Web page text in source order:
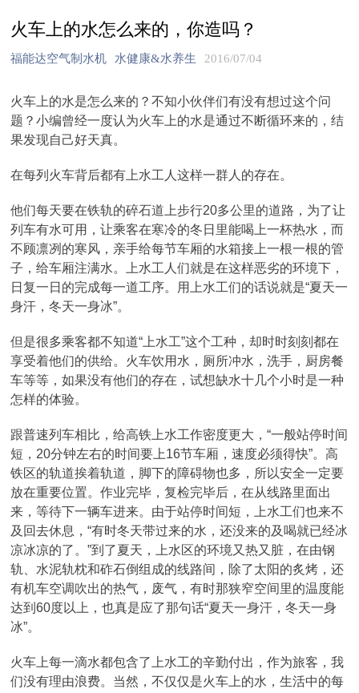
火车上的水怎么来的，你造吗？
福能达空气制水机 水健康&水养生 2016/07/04
火车上的水是怎么来的？不知小伙伴们有没有想过这个问
题？小编曾经一度认为火车上的水是通过不断循环来的，结
果发现自己好天真。
在每列火车背后都有上水工人这样一群人的存在。
他们每天要在铁轨的碎石道上步行20多公里的道路，为了让
列车有水可用，让乘客在寒冷的冬日里能喝上一杯热水，而
不顾凛冽的寒风，亲手给每节车厢的水箱接上一根一根的管
子，给车厢注满水。上水工人们就是在这样恶劣的环境下，
日复一日的完成每一道工序。用上水工们的话说就是“夏天一
身汗，冬天一身冰”。
但是很多乘客都不知道“上水工”这个工种，却时时刻刻都在
享受着他们的供给。火车饮用水，厕所冲水，洗手，厨房餐
车等等，如果没有他们的存在，试想缺水十几个小时是一种
怎样的体验。
跟普速列车相比，给高铁上水工作密度更大，“一般站停时间
短，20分钟左右的时间要上16节车厢，速度必须得快”。高
铁区的轨道挨着轨道，脚下的障碍物也多，所以安全一定要
放在重要位置。作业完毕，复检完毕后，在从线路里面出
来，等待下一辆车进来。由于站停时间短，上水工们也来不
及回去休息，“有时冬天带过来的水，还没来的及喝就已经冰
凉冰凉的了。”到了夏天，上水区的环境又热又脏，在由钢
轨、水泥轨枕和砟石倒组成的线路间，除了太阳的炙烤，还
有机车空调吹出的热气，废气，有时那狭窄空间里的温度能
达到60度以上，也真是应了那句话“夏天一身汗，冬天一身
冰”。
火车上每一滴水都包含了上水工的辛勤付出，作为旅客，我
们没有理由浪费。当然，不仅仅是火车上的水，生活中的每